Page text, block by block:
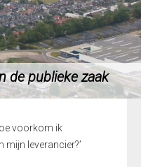
de publieke zaak
voorkom ik
leverancier?’